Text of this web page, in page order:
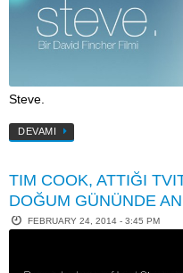
Steve.
DEVAMI
TIM COOK, ATTIĞI
DOĞUM GÜNÜNDE
FEBRUARY 24, 2014 - 3:45 PM